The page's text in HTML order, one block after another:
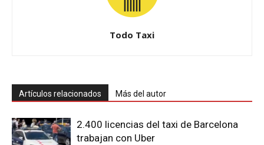
Todo Taxi
Artículos relacionados Más del autor
2.400 licencias del taxi de Barcelona
trabajan con Uber